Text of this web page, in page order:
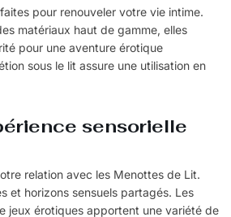
pour renouveler votre vie intime.
matériaux haut de gamme, elles
pour une aventure érotique
sous le lit assure une utilisation en
sensorielle
relation avec les Menottes de Lit.
et horizons sensuels partagés. Les
jeux érotiques apportent une variété de